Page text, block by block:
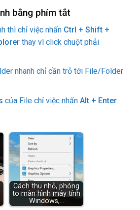
bằng phím tắt
thì chỉ việc nhấnCtrl + Shift +
thay vì click chuột phải
nhanh chỉ cần trỏ tới File/Folder
của File chỉ việc nhấn Alt + Enter.
Cách thu nhỏ, phóng
to màn hình máy tính
Windows,…